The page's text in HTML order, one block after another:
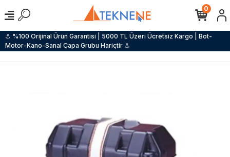
⚓ %100 Orijinal Ürün Garantisi | 5000 TL Üzeri Ücretsiz Kargo | Bot-
Motor-Kano-Sanal Çapa Grubu Hariçtir ⚓
0